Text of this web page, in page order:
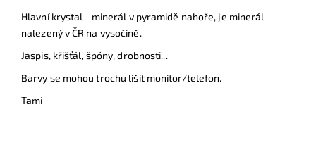
Hlavní krystal - minerál v pyramidě nahoře, je minerál
nalezený v ČR na vysočině.
Jaspis, křišťál, špóny, drobnosti...
Barvy se mohou trochu lišit monitor/telefon.
Tami